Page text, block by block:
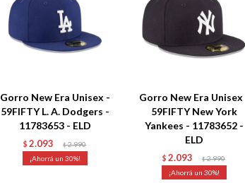
Gorro New Era Unisex -
59FIFTY L. A. Dodgers -
11783653 - ELD
$ 2.093 $ 2.990
30
Gorro New Era Unisex
59FIFTY New York
Yankees - 11783652 -
ELD
$ 2.093 $ 2.990
30